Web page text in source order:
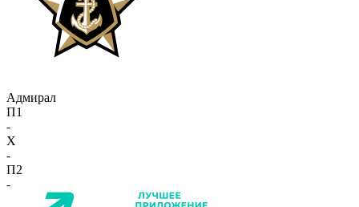
Адмирал
П1
-
X
-
П2
-